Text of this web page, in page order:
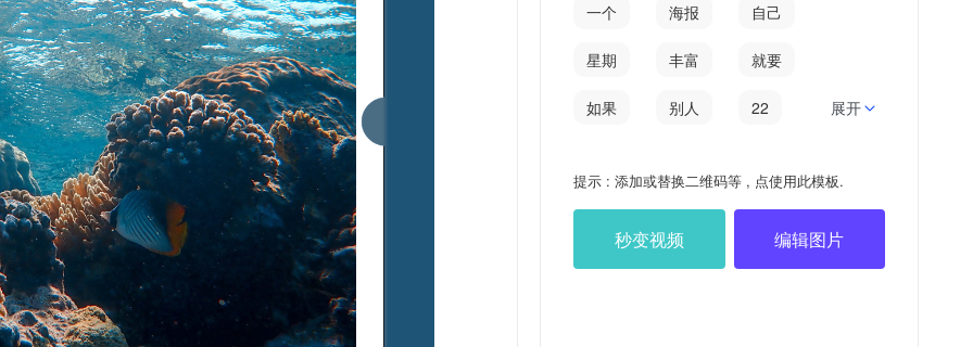
一个 海报 自己
星期 丰富 就要
如果 别人 22
HAPPYFOREVER
展开
提示 : 添加或替换二维码等 , 点使用此模板.
秒变视频 编辑图片